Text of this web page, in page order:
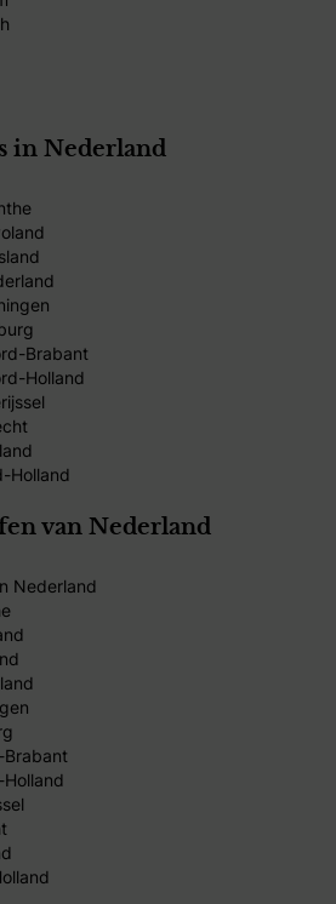
in Nederland
Brabant
Holland
Holland
van Nederland
Nederland